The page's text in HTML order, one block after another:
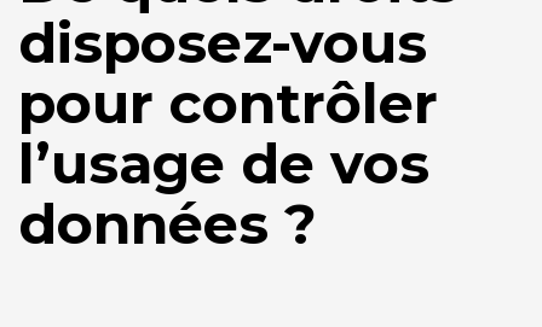
disposez-vous
pour contrôler
l’usage de vos
données ?